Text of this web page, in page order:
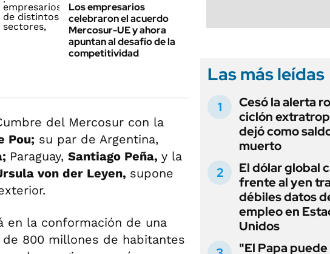
Los empresarios
celebraron el acuerdo
Mercosur-UE y ahora
apuntan al desafío de la
competitividad
del Mercosur con la
Pou; su par de Argentina,
Paraguay, Santiago Peña, y la
von der Leyen, supone
en la conformación de una
800 millones de habitantes
Las más leídas
Cesó la alerta
ciclón
dejó como
muerto
El dólar global
frente al yen
débiles datos
empleo en
Unidos
"El Papa